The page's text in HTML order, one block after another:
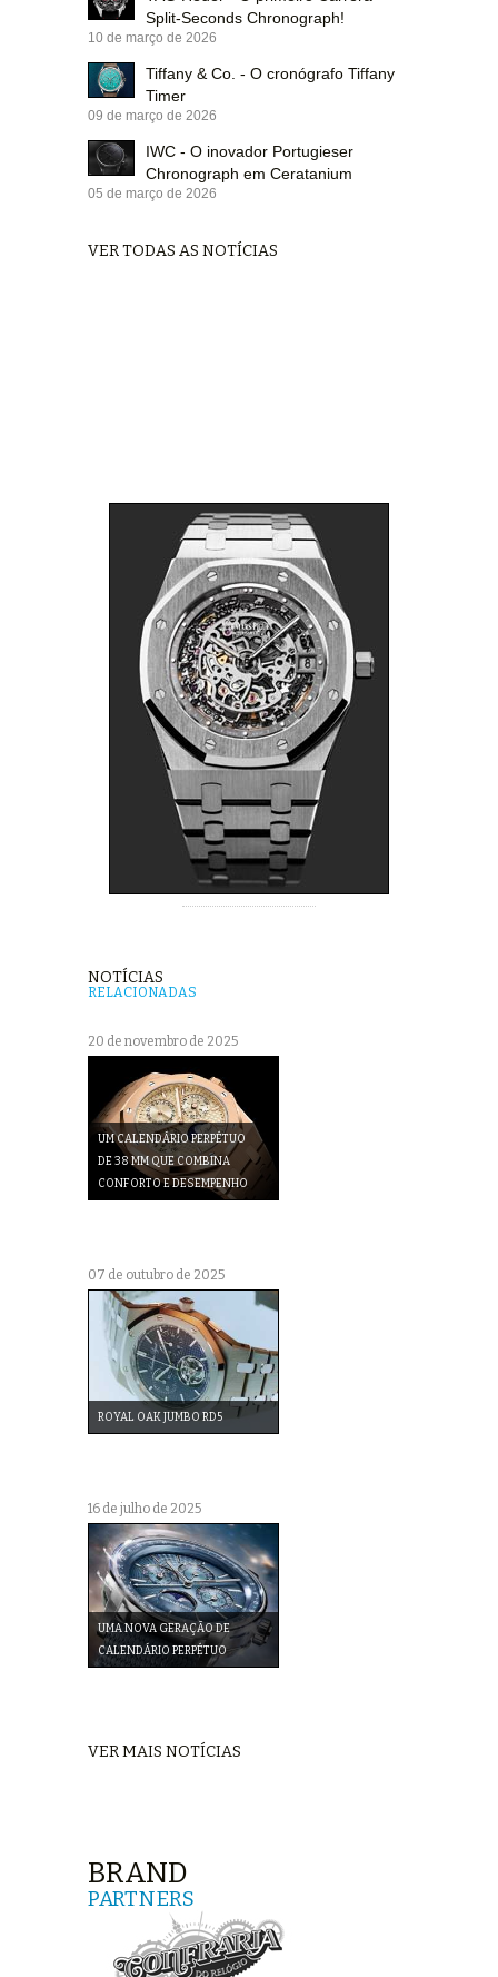
Split-Seconds Chronograph!
10 de março de 2026
Tiffany & Co. - O cronógrafo Tiffany
Timer
09 de março de 2026
IWC - O inovador Portugieser
Chronograph em Ceratanium
05 de março de 2026
VER TODAS AS NOTÍCIAS
NOTÍCIAS
RELACIONADAS
20 de novembro de 2025
UM CALENDÁRIO PERPÉTUO
DE 38 MM QUE COMBINA
CONFORTO E DESEMPENHO
07 de outubro de 2025
ROYAL OAK JUMBO RD5
16 de julho de 2025
UMA NOVA GERAÇÃO DE
CALENDÁRIO PERPÉTUO
VER MAIS NOTÍCIAS
BRAND
PARTNERS